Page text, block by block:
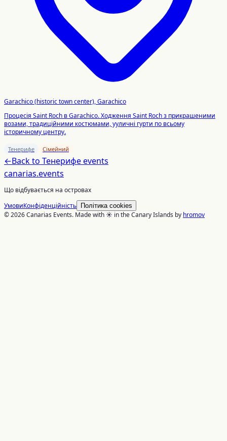
Garachico (historic town center), Garachico
Процесія Saint Roch в Garachico. Ходження Saint Roch з прикрашеними
возами, традиційними костюмами, ууличні гурти по всьому
історичному центру.
Тенерифе Сімейний
←Back to Тенерифеevents
canarias.events
Що відбувається на островах
УмовиКонфіденційність Політика cookies
© 2026 Canarias Events. Made with ☀️ in the Canary Islands by hromov